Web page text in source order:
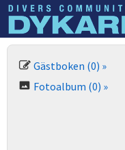
Dyknyheter
Gästboken (0) »
Fotoalbum (0) »